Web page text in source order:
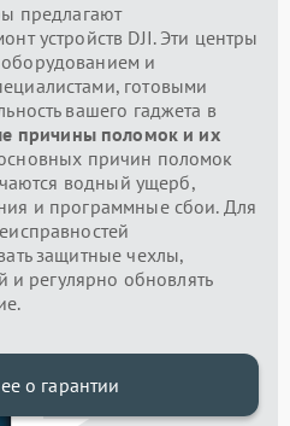
предлагают
устройств DJI. Эти центры
и
готовыми
вашего гаджета в
причины поломок и их
причин поломок
водный ущерб,
и программные сбои. Для
защитные чехлы,
и регулярно обновлять
о гарантии